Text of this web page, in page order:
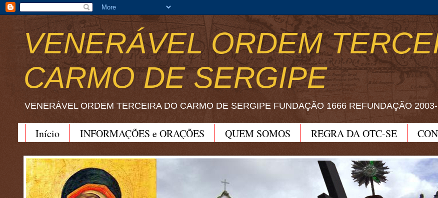
VENERÁVEL ORDEM
CARMO DE SERGIPE
VENERÁVEL ORDEM TERCEIRA DO CARMO DE SERGIPE FUNDAÇÃO 1666 REFUNDAÇÃO
Início INFORMAÇÕES e ORAÇÕES QUEM SOMOS REGRA DA OTC-SE